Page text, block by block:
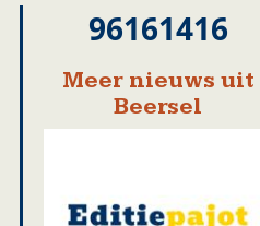
96161416
Meer nieuws uit
Beersel